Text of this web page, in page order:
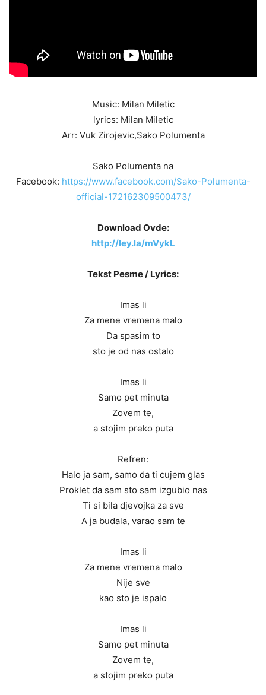
Music: Milan Miletic
lyrics: Milan Miletic
Arr: Vuk Zirojevic,Sako Polumenta
Sako Polumenta na
Facebook: https://www.facebook.com/Sako-Polumenta-
official-172162309500473/
Download Ovde:
http://ley.la/mVykL
Tekst Pesme / Lyrics:
Imas li
Za mene vremena malo
Da spasim to
sto je od nas ostalo
Imas li
Samo pet minuta
Zovem te,
a stojim preko puta
Refren:
Halo ja sam, samo da ti cujem glas
Proklet da sam sto sam izgubio nas
Ti si bila djevojka za sve
A ja budala, varao sam te
Imas li
Za mene vremena malo
Nije sve
kao sto je ispalo
Imas li
Samo pet minuta
Zovem te,
a stojim preko puta